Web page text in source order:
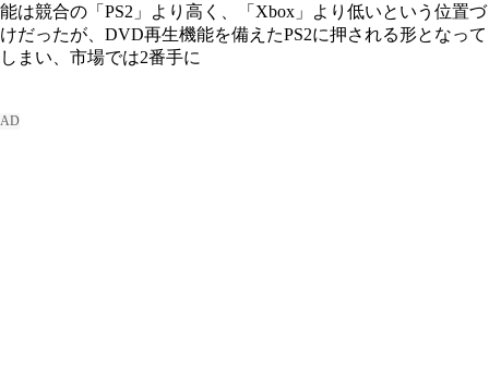
能は競合の「PS2」より高く、「Xbox」より低いという位置づ
けだったが、DVD再生機能を備えたPS2に押される形となって
しまい、市場では2番手に